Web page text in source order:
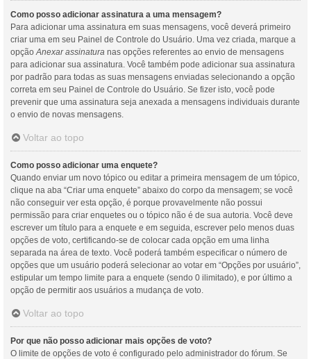
Como posso adicionar assinatura a uma mensagem?
Para adicionar uma assinatura em suas mensagens, você deverá primeiro
criar uma em seu Painel de Controle do Usuário. Uma vez criada, marque a
opçãoAnexar assinatura nas opções referentes ao envio de mensagens
para adicionar sua assinatura. Você também pode adicionar sua assinatura
por padrão para todas as suas mensagens enviadas selecionando a opção
correta em seu Painel de Controle do Usuário. Se fizer isto, você pode
prevenir que uma assinatura seja anexada a mensagens individuais durante
o envio de novas mensagens.
Voltar ao topo
Como posso adicionar uma enquete?
Quando enviar um novo tópico ou editar a primeira mensagem de um tópico,
clique na aba “Criar uma enquete” abaixo do corpo da mensagem; se você
não conseguir ver esta opção, é porque provavelmente não possui
permissão para criar enquetes ou o tópico não é de sua autoria. Você deve
escrever um título para a enquete e em seguida, escrever pelo menos duas
opções de voto, certificando-se de colocar cada opção em uma linha
separada na área de texto. Você poderá também especificar o número de
opções que um usuário poderá selecionar ao votar em “Opções por usuário”,
estipular um tempo limite para a enquete (sendo 0 ilimitado), e por último a
opção de permitir aos usuários a mudança de voto.
Voltar ao topo
Por que não posso adicionar mais opções de voto?
O limite de opções de voto é configurado pelo administrador do fórum. Se